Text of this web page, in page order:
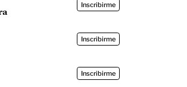
Inscribirme
Inscribirme
Inscribirme